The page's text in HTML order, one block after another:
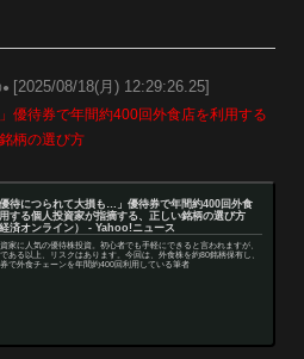
[2025/08/18(月) 12:29:26.25]
優待券で年間約400回外食店を利用する
柄の選び方
優待につられて大損も…」優待券で年間約400回外食
する個人投資家が指摘する、正しい銘柄の選び方
経済オンライン） - Yahoo!ニュース
家に人気の優待株投資。初心者でも手軽にできると言われますが、
ある以上、リスクはあります。今回は、外食株を約80銘柄保有し、
で外食チェーンを年間約400回利用している筆者